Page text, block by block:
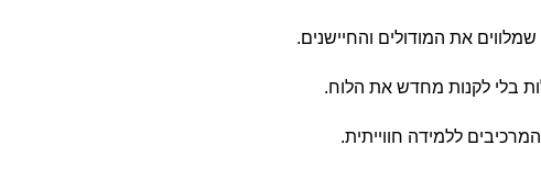
את המודולים והחיישנים.
ללמידה חווייתית.